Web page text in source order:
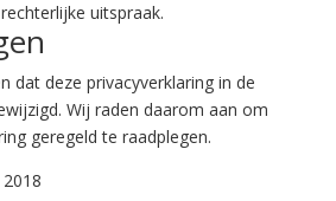
uitspraak.
dat deze privacyverklaring in de
Wij raden daarom aan om
geregeld te raadplegen.